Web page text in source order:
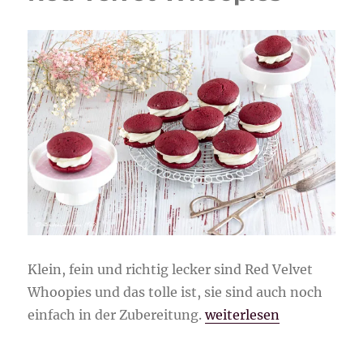
Klein, fein und richtig lecker sind Red Velvet
Whoopies und das tolle ist, sie sind auch noch
einfach in der Zubereitung.„Red Velvet Whoopies“
weiterlesen